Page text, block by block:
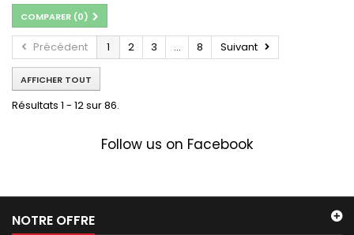
COMPARER (0)
Précédent 1 2 3 ... 8 Suivant
AFFICHER TOUT
Résultats 1 - 12 sur 86.
Follow us on Facebook
NOTRE OFFRE